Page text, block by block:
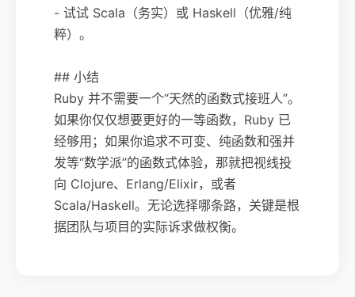
- 试试 Scala（务实）或 Haskell（优雅/纯
粹）。
## 小结
Ruby 并不需要一个“天然的函数式接班人”。
如果你仅仅想要更好的一等函数，Ruby 已
经够用；如果你追求不可变、纯函数和强并
发等“数学派”的函数式体验，那就把视线投
向 Clojure、Erlang/Elixir，或者
Scala/Haskell。无论选择哪条路，关键是根
据团队与项目的实际诉求做权衡。